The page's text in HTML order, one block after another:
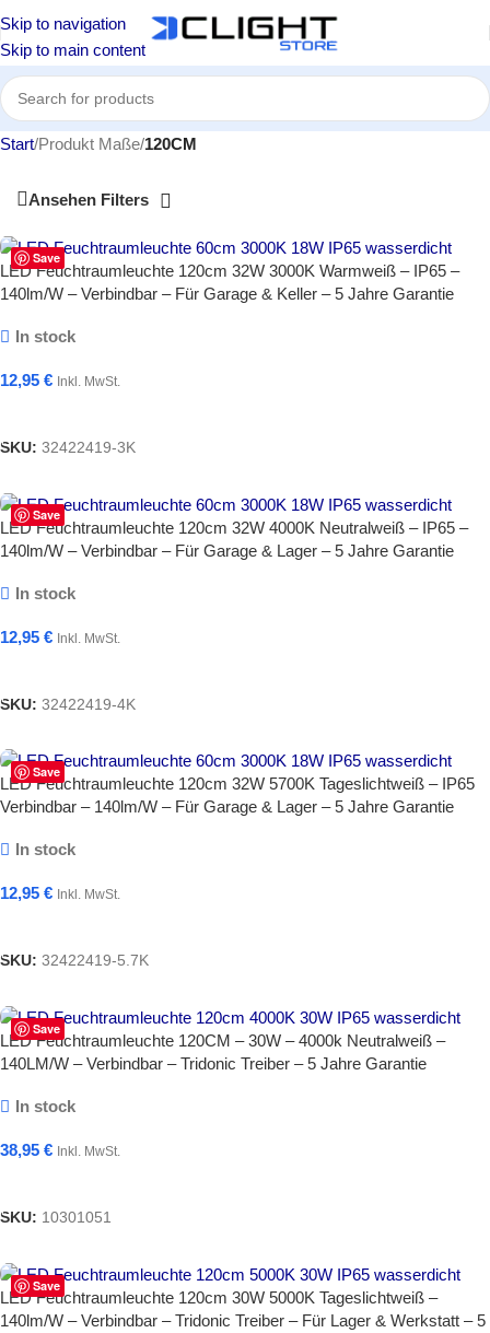
Skip to navigation
Skip to main content
Start/Produkt Maße/120CM
Ansehen Filters
Save
LED Feuchtraumleuchte 120cm 32W 3000K Warmweiß – IP65 –
140lm/W – Verbindbar – Für Garage & Keller – 5 Jahre Garantie
In stock
12,95 € Inkl. MwSt.
SKU: 32422419-3K
Save
LED Feuchtraumleuchte 120cm 32W 4000K Neutralweiß – IP65 –
140lm/W – Verbindbar – Für Garage & Lager – 5 Jahre Garantie
In stock
12,95 € Inkl. MwSt.
SKU: 32422419-4K
Save
LED Feuchtraumleuchte 120cm 32W 5700K Tageslichtweiß – IP65
Verbindbar – 140lm/W – Für Garage & Lager – 5 Jahre Garantie
In stock
12,95 € Inkl. MwSt.
SKU: 32422419-5.7K
Save
LED Feuchtraumleuchte 120CM – 30W – 4000k Neutralweiß –
140LM/W – Verbindbar – Tridonic Treiber – 5 Jahre Garantie
In stock
38,95 € Inkl. MwSt.
SKU: 10301051
Save
LED Feuchtraumleuchte 120cm 30W 5000K Tageslichtweiß –
140lm/W – Verbindbar – Tridonic Treiber – Für Lager & Werkstatt – 5